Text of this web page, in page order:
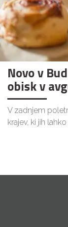
Novo v
obisk v
V zadnjem
krajev, ki jih